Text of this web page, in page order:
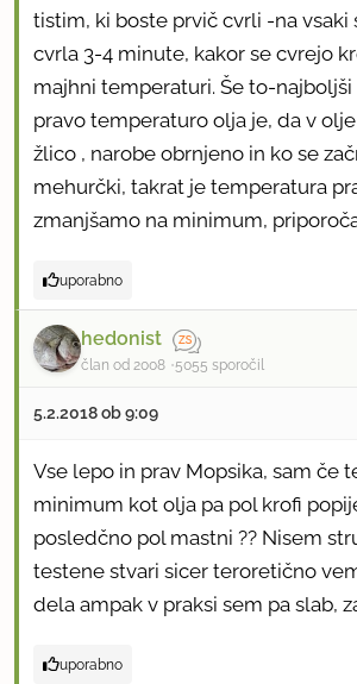
tistim, ki boste prvič cvrli -na vsaki
cvrla 3-4 minute, kakor se cvrejo
majhni temperaturi. Še to-najboljši
pravo temperaturo olja je, da v
žlico , narobe obrnjeno in ko se
mehurčki, takrat je temperatura
zmanjšamo na minimum,
uporabno
hedonist
član od 2008 5055 sporočil
5.2.2018 ob 9:09
Vse lepo in prav Mopsika, sam če
minimum kot olja pa pol krofi
posledčno pol mastni ?? Nisem
testene stvari sicer teroretično
dela ampak v praksi sem pa slab,
uporabno